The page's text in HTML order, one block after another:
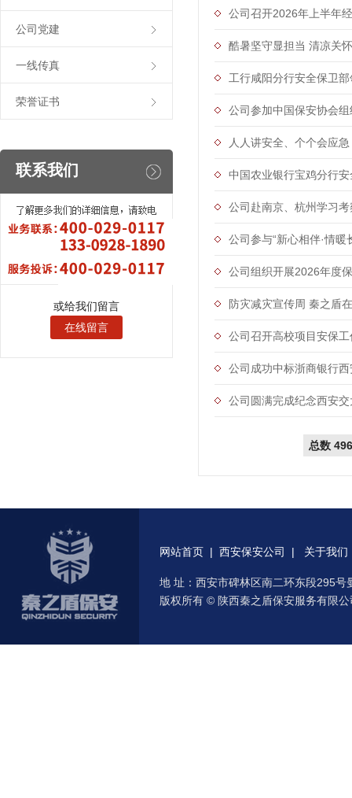
公司党建
一线传真
荣誉证书
联系我们
或给我们留言
在线留言
公司召开2026年上半年
酷暑坚守显担当 清凉关
工行咸阳分行安全保卫
公司参加中国保安协会
人人讲安全、个个会应
中国农业银行宝鸡分行
公司赴南京、杭州学习
公司参与“新心相伴·情
公司组织开展2026年度
防灾减灾宣传周 秦之盾
公司召开高校项目安保
公司成功中标浙商银行
公司圆满完成纪念西安
总数
网站首页 | 西安保安公司 | 关于我们
地 址：西安市碑林区南二环东段295
版权所有 © 陕西秦之盾保安服务有限